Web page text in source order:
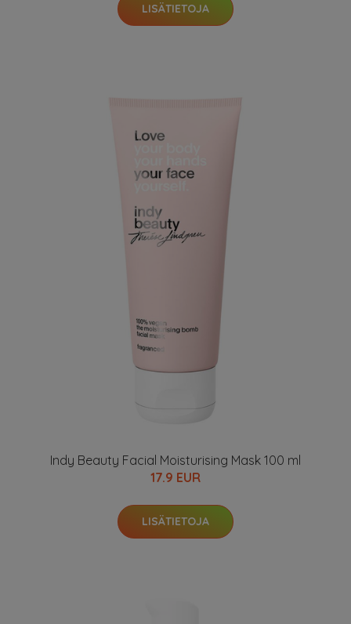
LISÄTIETOJA
Indy Beauty Facial Moisturising Mask 100 ml
17.9 EUR
LISÄTIETOJA